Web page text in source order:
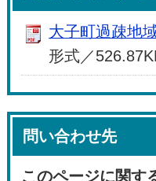
大子町過疎地
形式／
問い合わせ先
このページに関す